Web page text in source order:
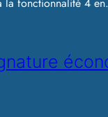
la fonctionnalité 4